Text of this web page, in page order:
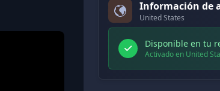
Información de
United States
Disponible en tu
Activado en United